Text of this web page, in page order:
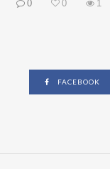
0 0 1
FACEBOOK